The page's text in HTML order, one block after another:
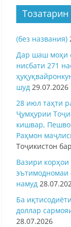
(без названия)
Дар шаш моҳи
нисбати 271
шуд 29.07.2026
28 июл таҳти
Ҷумҳурии
кишвар,
Раҳмон
Тоҷикистон
Вазири
эътимодномаи
намуд
Ба
доллар
28.07.2026